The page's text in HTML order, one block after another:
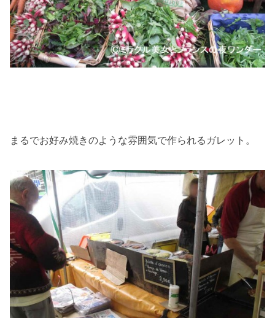
まるでお好み焼きのような雰囲気で作られるガレット。